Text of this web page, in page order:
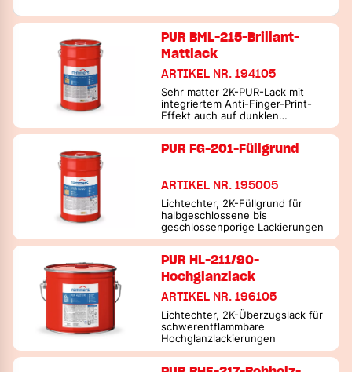
PUR BML-215-Brillant-
Mattlack
ARTIKEL NR. 194105
Sehr matter 2K-PUR-Lack mit
integriertem Anti-Finger-Print-
Effekt auch auf dunklen
Untergründen
PUR FG-201-Füllgrund
ARTIKEL NR. 195005
Lichtechter, 2K-Füllgrund für
halbgeschlossene bis
geschlossenporige Lackierungen
PUR HL-211/90-
Hochglanzlack
ARTIKEL NR. 196105
Lichtechter, 2K-Überzugslack für
schwerentflammbare
Hochglanzlackierungen